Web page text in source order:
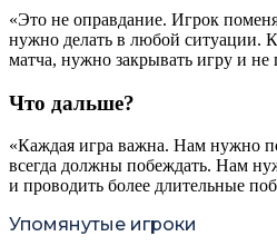
«Это не оправдание. Игрок
нужно делать в любой ситуации.
матча, нужно закрывать игру и не
Что дальше?
«Каждая игра важна. Нам нужно
всегда должны побеждать. Нам
и проводить более длительные
Упомянутые игроки